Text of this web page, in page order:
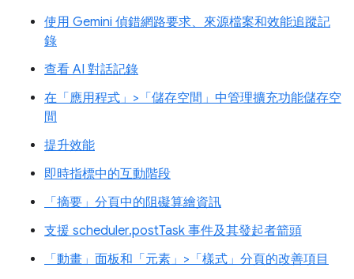
使用 Gemini 偵錯網路要求、來源檔案和效能追蹤記
錄
查看 AI 對話記錄
在「應用程式」>「儲存空間」中管理擴充功能儲存空
間
提升效能
即時指標中的互動階段
「摘要」分頁中的阻礙算繪資訊
支援 scheduler.postTask 事件及其發起者箭頭
「動畫」面板和「元素」>「樣式」分頁的改善項目